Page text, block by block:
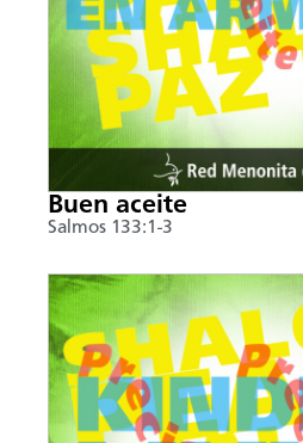
Buen aceite
Salmos 133:1-3